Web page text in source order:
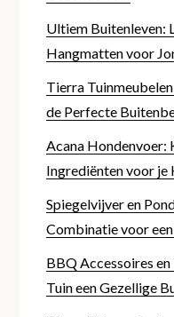
Ultiem Buitenleven:
Hangmatten voor
Tierra
de Perfecte
Acana
Ingrediënten voor je
Spiegelvijver en
Combinatie voor
BBQ Accessoires
Tuin een Gezellige